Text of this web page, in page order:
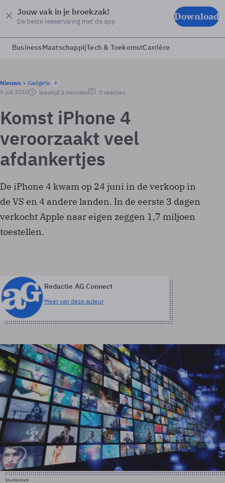
Jouw vak in je broekzak!
De beste leeservaring met de app Download
BusinessMaatschappijTech & ToekomstCarrière
Nieuws
Gadgets
5 juli 2010
leestijd 2 minuten 0 reacties
Komst iPhone 4
veroorzaakt veel
afdankertjes
De iPhone 4 kwam op 24 juni in de verkoop in
de VS en 4 andere landen. In de eerste 3 dagen
verkocht Apple naar eigen zeggen 1,7 miljoen
toestellen.
Redactie AG Connect
Meer van deze auteur
Shutterstock